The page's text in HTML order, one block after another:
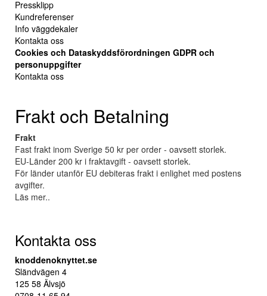
Pressklipp
Kundreferenser
Info väggdekaler
Kontakta oss
Cookies och Dataskyddsförordningen GDPR och
personuppgifter
Kontakta oss
Frakt och Betalning
Frakt
Fast frakt inom Sverige 50 kr per order - oavsett storlek.
EU-Länder 200 kr i fraktavgift - oavsett storlek.
För länder utanför EU debiteras frakt i enlighet med postens
avgifter.
Läs mer..
Kontakta oss
knoddenoknyttet.se
Sländvägen 4
125 58 Älvsjö